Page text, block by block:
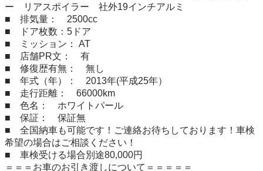
ー　リアスポイラー　社外19インチアルミ
■　排気量：　2500cc
■　ドア枚数：5ドア
■　ミッション： AT
■　店舗PR文：　有
■　修復歴有無：　無し
■　年式（年）：　2013年(平成25年）
■　走行距離：　66000km
■　色名：　ホワイトパール
■　保証：　保証無
■　全国納車も可能です！ご連絡お待ちしております！車検
希望の場合はご相談ください！
■　車検受ける場合別途80,000円
＝＝＝お車のお引き渡しについて＝＝＝＝＝